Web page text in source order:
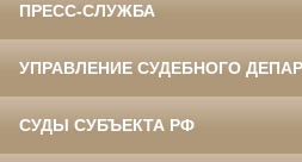
ПРЕСС-СЛУЖБА
УПРАВЛЕНИЕ СУДЕБНОГО
СУДЫ СУБЪЕКТА РФ